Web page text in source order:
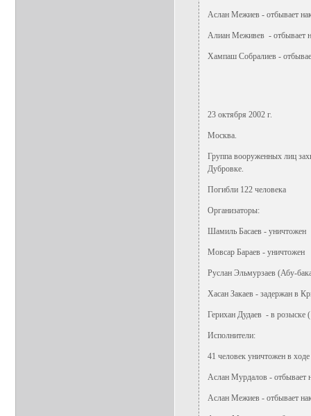
Аслан Межиев - отбывает
Алиан Меживев - отбывает
Хампаш Собралиев -
23 октября 2002 г.
Москва.
Группа вооруженных лиц
Дубровке.
Погибли 122 человека
Организаторы:
Шамиль Басаев - уничтожен
Мовсар Бараев - уничтожен
Руслан Эльмурзаев (Абу-
Хасан Закаев - задержан в
Герихан Дудаев - в розыске
Исполнители:
41 человек уничтожен в
Аслан Мурдалов - отбывает
Аслан Межиев - отбывает